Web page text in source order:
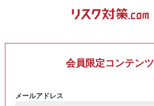
会員限定コンテンツ
メールアドレス